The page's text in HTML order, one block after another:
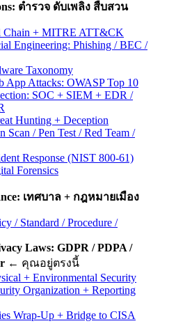
ตำรวจ ดับเพลิง สืบสวน
+ MITRE ATT&CK
Engineering: Phishing / BEC /
Taxonomy
App Attacks: OWASP Top 10
SOC + SIEM + EDR /
Hunting + Deception
/ Pen Test / Red Team /
Response (NIST 800-61)
Forensics
เทศบาล + กฎหมายเมือง
/ Standard / Procedure /
Laws: GDPR / PDPA /
← คุณอยู่ตรงนี้
+ Environmental Security
Organization + Reporting
Wrap-Up + Bridge to CISA